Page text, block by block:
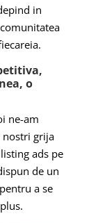
in
o
ne-am
nostri grija
ads pe
de un
a se